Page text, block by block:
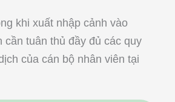
khi xuất nhập cảnh vào
cần tuân thủ đầy đủ các quy
của cán bộ nhân viên tại